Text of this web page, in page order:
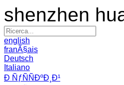
shenzhen
english
franÃ§ais
Deutsch
Italiano
Ð ÑƒÑÑÐºÐ¸Ð¹